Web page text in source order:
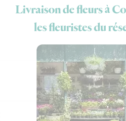
Livraison de fleurs à
les fleuristes du